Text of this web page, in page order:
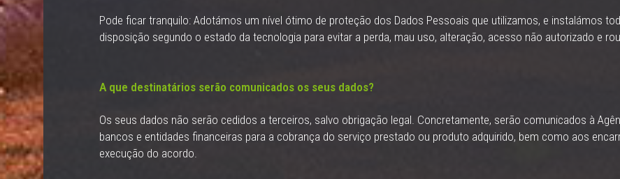
Pode ficar tranquilo: Adotámos um nível ótimo de proteção dos Dados Pessoais que utilizamos, e instalámos
disposição segundo o estado da tecnologia para evitar a perda, mau uso, alteração, acesso não autorizado e
A que destinatários serão comunicados os seus dados?
Os seus dados não serão cedidos a terceiros, salvo obrigação legal. Concretamente, serão comunicados à
bancos e entidades financeiras para a cobrança do serviço prestado ou produto adquirido, bem como aos
execução do acordo.